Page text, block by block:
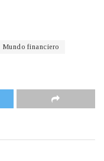
Mundo financiero